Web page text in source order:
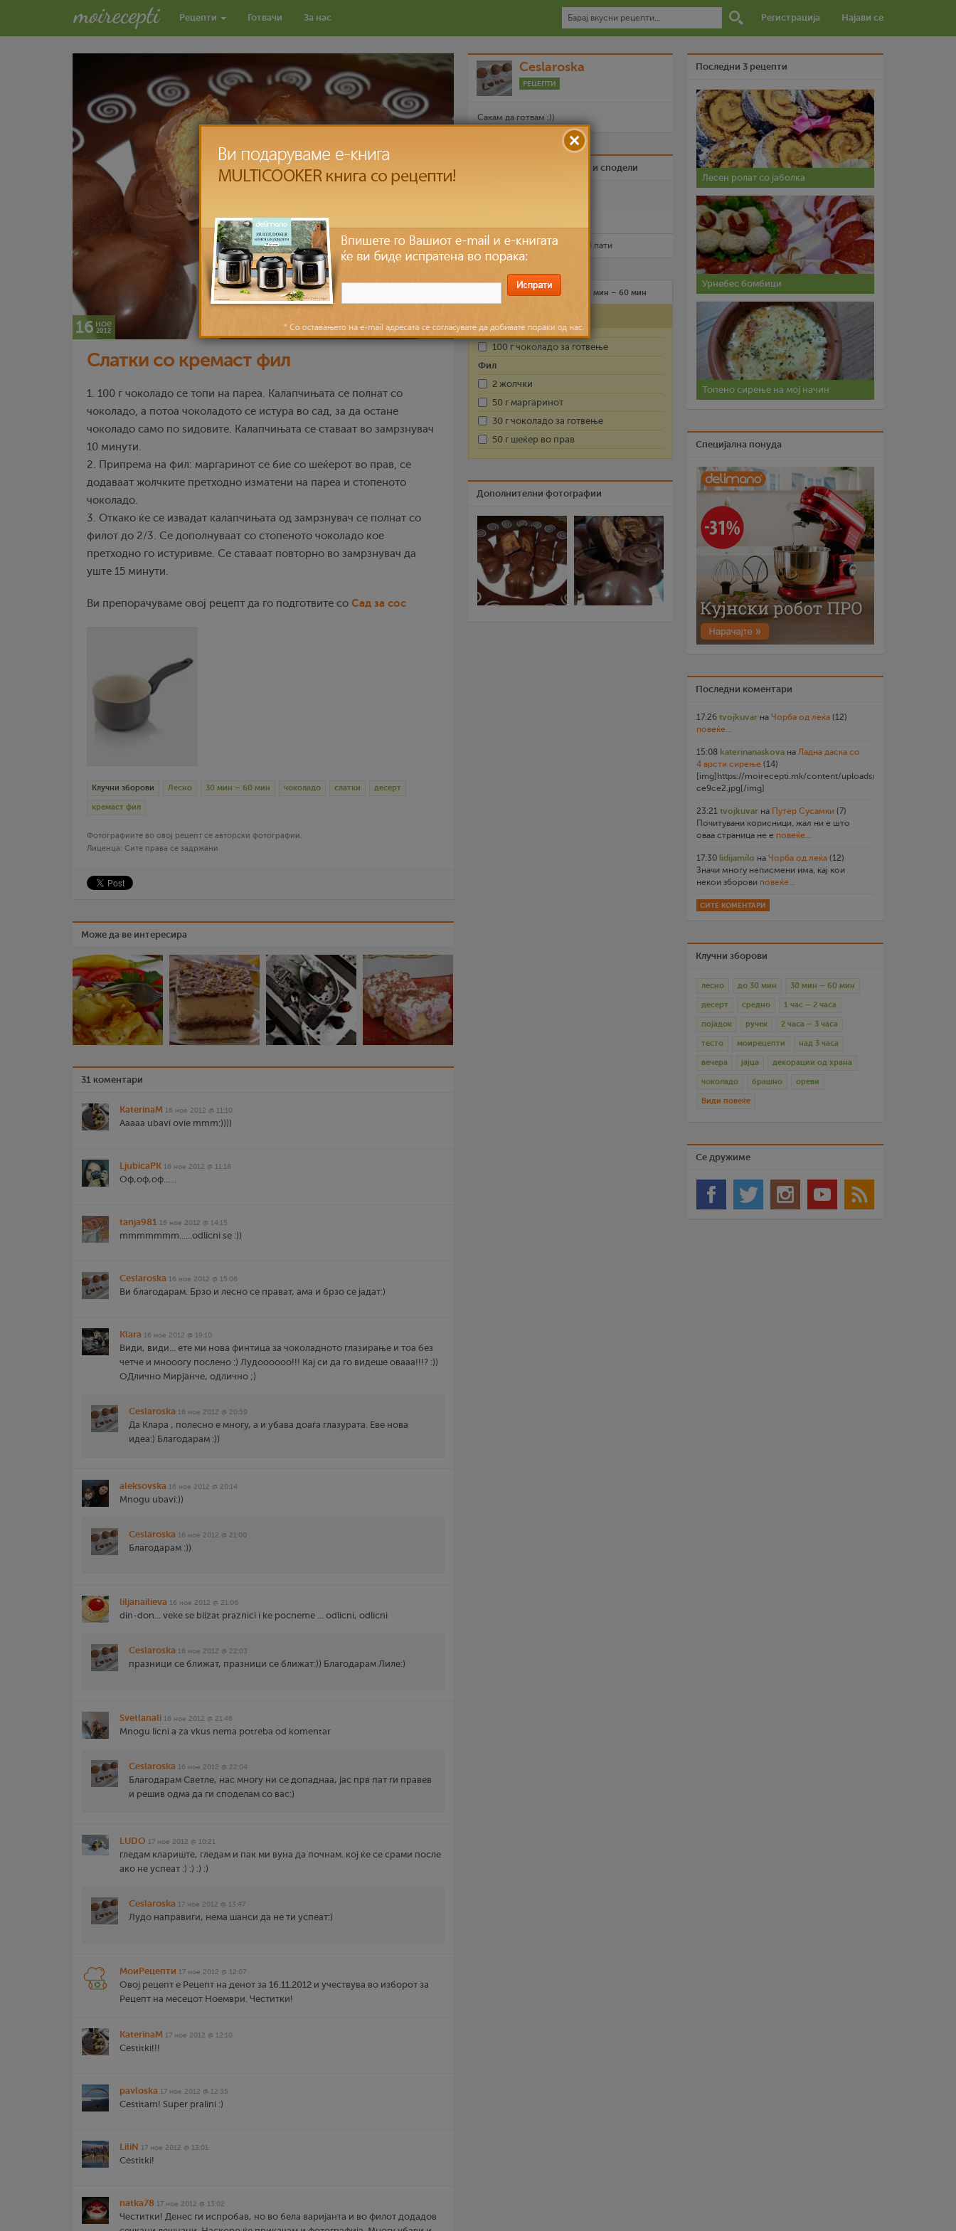
Рецепти Готвачи За нас Регистрација Најави се
16 ное
2012
Слатки со кремаст фил
1. 100 г чоколадо се топи на пареа. Калапчињата се полнат со
чоколадо, а потоа чоколадото се истура во сад, за да остане
чоколадо само по ѕидовите. Калапчињата се ставаат во замрзнувач
10 минути.
2. Припрема на фил: маргаринот се бие со шеќерот во прав, се
додаваат жолчките претходно изматени на пареа и стопеното
чоколадо.
3. Откако ќе се извадат калапчињата од замрзнувач се полнат со
филот до 2/3. Се дополнуваат со стопеното чоколадо кое
претходно го истуривме. Се ставаат повторно во замрзнувач да
уште 15 минути.
Ви препорачуваме овој рецепт да го подготвите со Сад за сос
Клучни зборови Лесно 30 мин – 60 мин чоколадо слатки десерт
кремаст фил
Фотографиите во овој рецепт се авторски фотографии.
Лиценца: Сите права се задржани
Може да ве интересира
31 коментари
KaterinaM 16 ное 2012 @ 11:10
Aaaaa ubavi ovie mmm:))))
LjubicaPK 16 ное 2012 @ 11:18
Оф,оф,оф......
tanja981 16 ное 2012 @ 14:15
mmmmmmm......odlicni se :))
Ceslaroska 16 ное 2012 @ 15:06
Ви благодарам. Брзо и лесно се прават, ама и брзо се јадат:)
Klara 16 ное 2012 @ 19:10
Види, види... ете ми нова финтица за чоколадното глазирање и тоа без
четче и мнооогу послено :) Лудоооооо!!! Кај си да го видеше овааа!!!? :))
ОДлично Мирјанче, одлично ;)
Ceslaroska 16 ное 2012 @ 20:59
Да Клара , полесно е многу, а и убава доаѓа глазурата. Еве нова
идеа:) Благодарам :))
aleksovska 16 ное 2012 @ 20:14
Mnogu ubavi:))
Ceslaroska 16 ное 2012 @ 21:00
Благодарам :))
liljanailieva 16 ное 2012 @ 21:06
din-don... veke se blizat praznici i ke pocneme ... odlicni, odlicni
Ceslaroska 16 ное 2012 @ 22:03
празници се ближат, празници се ближат:)) Благодарам Лиле:)
Svetlanali 16 ное 2012 @ 21:46
Mnogu licni a za vkus nema potreba od komentar
Ceslaroska 16 ное 2012 @ 22:04
Благодарам Светле, нас многу ни се допаднаа, јас прв пат ги правев
и решив одма да ги споделам со вас:)
LUDO 17 ное 2012 @ 10:21
гледам клариште, гледам и пак ми вуна да почнам. кој ќе се срами после
ако не успеат :) :) :) :)
Ceslaroska 17 ное 2012 @ 13:47
Лудо направиги, нема шанси да не ти успеат:)
МоиРецепти 17 ное 2012 @ 12:07
Овој рецепт е Рецепт на денот за 16.11.2012 и учествува во изборот за
Рецепт на месецот Ноември. Честитки!
KaterinaM 17 ное 2012 @ 12:10
Cestitki!!!
pavloska 17 ное 2012 @ 12:35
Cestitam! Super pralini :)
LiliN 17 ное 2012 @ 13:01
Cestitki!
natka78 17 ное 2012 @ 13:02
Честитки! Денес ги испробав, но во бела варијанта и во филот додадов
Ceslaroska
РЕЦЕПТИ
Сакам да готвам :))
Биди вистински пријател и сподели
Рецептот е прочитан 18,224 пати
Лесно 6 лица 30 мин – 60 мин
100 г чоколадо за готвење
Фил
2 жолчки
50 г маргаринот
30 г чоколадо за готвење
50 г шеќер во прав
Дополнителни фотографии
Последни 3 рецепти
Лесен ролат со јаболка
Урнебес бомбици
Топено сирење на мој начин
Специјална понуда
Последни коментари
17:26 tvojkuvar на Чорба од леќа (12)
повеќе...
15:08 katerinanaskova на Ладна даска со
4 врсти сирење (14)
[img]https://moirecepti.mk/content/uploads/2026/07/
ce9ce2.jpg[/img]
23:21 tvojkuvar на Путер Сусамки (7)
Почитувани корисници, жал ни е што
оваа страница не е повеќе...
17:30 lidijamilo на Чорба од леќа (12)
Значи многу неписмени има, кај кои
некои зборови повеќе...
СИТЕ КОМЕНТАРИ
Клучни зборови
лесно до 30 мин 30 мин – 60 мин
десерт средно 1 час – 2 часа
појадок ручек 2 часа – 3 часа
тесто моирецепти над 3 часа
вечера јајца декорации од храна
чоколадо брашно ореви
Види повеќе
Се дружиме